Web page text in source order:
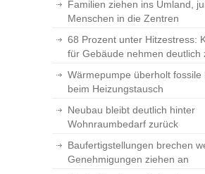
Familien ziehen ins Umland,
Menschen in die Zentren
68 Prozent unter Hitzestress:
für Gebäude nehmen deutlich
Wärmepumpe überholt fossile
beim Heizungstausch
Neubau bleibt deutlich hinter
Wohnraumbedarf zurück
Baufertigstellungen brechen
Genehmigungen ziehen an